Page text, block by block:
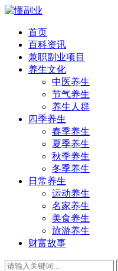
首页
百科资讯
兼职副业项目
养生文化
中医养生
节气养生
养生人群
四季养生
春季养生
夏季养生
秋季养生
冬季养生
日常养生
运动养生
名家养生
美食养生
旅游养生
财富故事